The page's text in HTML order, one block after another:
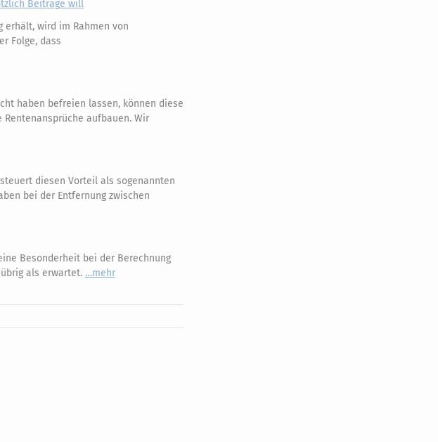
Beiträge will
erhält, wird im Rahmen von
Folge, dass
haben befreien lassen, können diese
Rentenansprüche aufbauen. Wir
diesen Vorteil als sogenannten
bei der Entfernung zwischen
Besonderheit bei der Berechnung
als erwartet.
mehr